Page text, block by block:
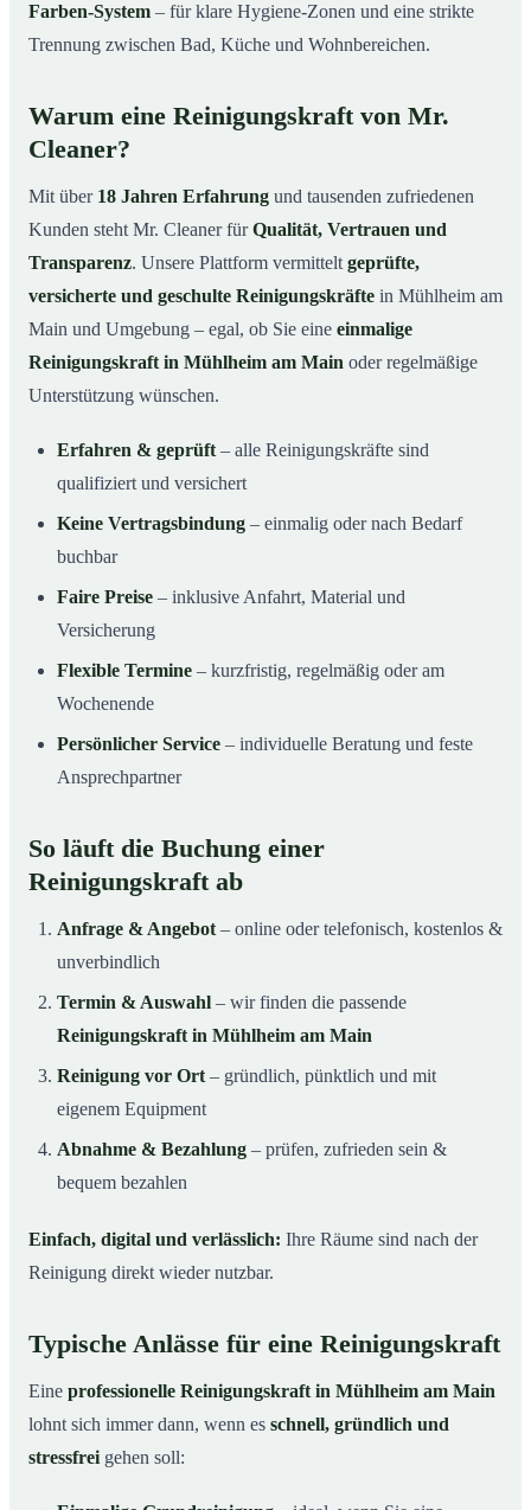
Farben-System – für klare Hygiene-Zonen und eine strikte
Trennung zwischen Bad, Küche und Wohnbereichen.
Warum eine Reinigungskraft von Mr.
Cleaner?
Mit über 18 Jahren Erfahrung und tausenden zufriedenen
Kunden steht Mr. Cleaner fürQualität, Vertrauen und
Transparenz. Unsere Plattform vermittelt geprüfte,
versicherte und geschulte Reinigungskräfte in Mühlheim am
Main und Umgebung – egal, ob Sie eine einmalige
Reinigungskraft in Mühlheim am Main oder regelmäßige
Unterstützung wünschen.
Erfahren & geprüft – alle Reinigungskräfte sind
qualifiziert und versichert
Keine Vertragsbindung – einmalig oder nach Bedarf
buchbar
Faire Preise – inklusive Anfahrt, Material und
Versicherung
Flexible Termine – kurzfristig, regelmäßig oder am
Wochenende
Persönlicher Service – individuelle Beratung und feste
Ansprechpartner
So läuft die Buchung einer
Reinigungskraft ab
Anfrage & Angebot – online oder telefonisch, kostenlos &
unverbindlich
Termin & Auswahl – wir finden die passende
Reinigungskraft in Mühlheim am Main
Reinigung vor Ort – gründlich, pünktlich und mit
eigenem Equipment
Abnahme & Bezahlung – prüfen, zufrieden sein &
bequem bezahlen
Einfach, digital und verlässlich: Ihre Räume sind nach der
Reinigung direkt wieder nutzbar.
Typische Anlässe für eine Reinigungskraft
Eine professionelle Reinigungskraft in Mühlheim am Main
lohnt sich immer dann, wenn es schnell, gründlich und
stressfrei gehen soll: